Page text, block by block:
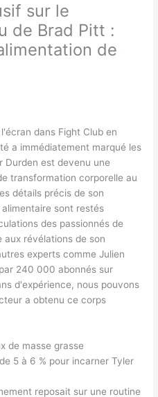
sur le
de Brad Pitt :
de
dans Fight Club en
a immédiatement marqué les
Durden est devenu une
transformation corporelle au
détails précis de son
sont restés
des passionnés de
aux révélations de son
experts comme Julien
240 000 abonnés sur
d'expérience, nous pouvons
a obtenu ce corps
de masse grasse
5 à 6 % pour incarner Tyler
reposait sur une routine